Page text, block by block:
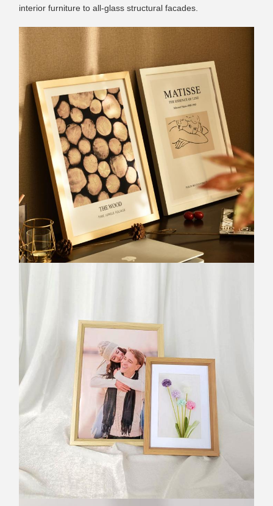
interior furniture to all-glass structural facades.